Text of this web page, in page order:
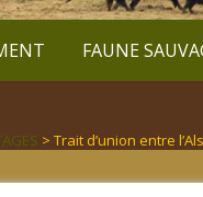
FAUNE
> Trait d’union entre